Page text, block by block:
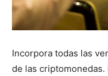
Incorpora todas las
de las